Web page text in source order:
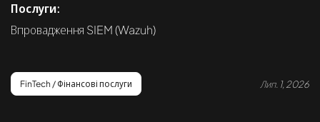
Послуги:
Впровадження SIEM (Wazuh)
FinTech / Фінансові послуги Лип. 1, 2026